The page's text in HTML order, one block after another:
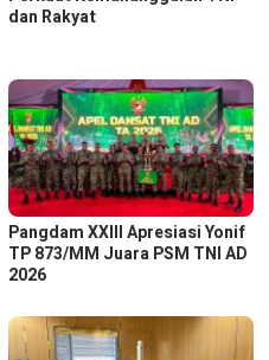
dan Rakyat
Pangdam XXIII Apresiasi Yonif
TP 873/MM Juara PSM TNI AD
2026